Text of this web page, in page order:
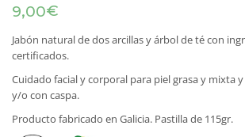
9,00€
Jabón natural de dos arcillas y árbol de té con
certificados.
Cuidado facial y corporal para piel grasa y mixta
y/o con caspa.
Producto fabricado en Galicia. Pastilla de 115gr.